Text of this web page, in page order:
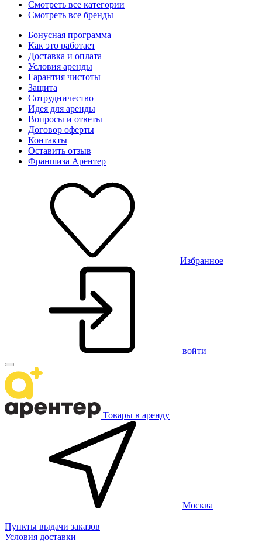
Смотреть все категории
Смотреть все бренды
Бонусная программа
Как это работает
Доставка и оплата
Условия аренды
Гарантия чистоты
Защита
Сотрудничество
Идея для аренды
Вопросы и ответы
Договор оферты
Контакты
Оставить отзыв
Франшиза Арентер
Избранное
войти
Товары в аренду
Москва
Пункты выдачи заказов
Условия доставки